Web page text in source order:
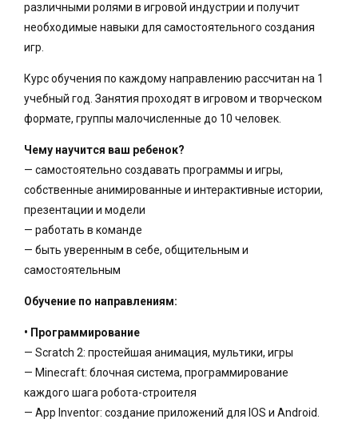
различными ролями в игровой индустрии и получит
необходимые навыки для самостоятельного создания
игр.
Курс обучения по каждому направлению рассчитан на 1
учебный год. Занятия проходят в игровом и творческом
формате, группы малочисленные до 10 человек.
Чему научится ваш ребенок?
— самостоятельно создавать программы и игры,
собственные анимированные и интерактивные истории,
презентации и модели
— работать в команде
— быть уверенным в себе, общительным и
самостоятельным
Обучение по направлениям:
• Программирование
— Scratch 2: простейшая анимация, мультики, игры
— Minecraft: блочная система, программирование
каждого шага робота-строителя
— App Inventor: создание приложений для IOS и Android.